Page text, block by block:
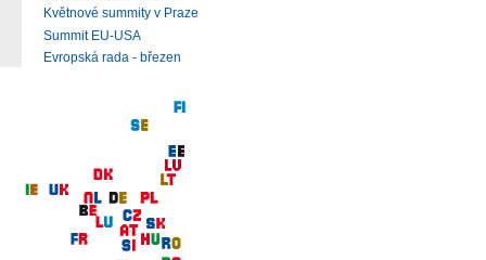
Květnové summity v Praze
Summit EU-USA
Evropská rada - březen